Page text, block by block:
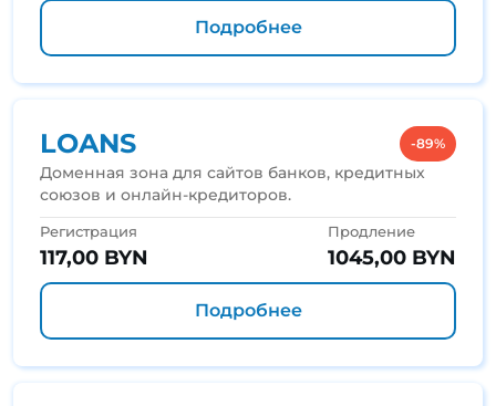
Подробнее
LOANS -89%
Доменная зона для сайтов банков, кредитных
союзов и онлайн-кредиторов.
Регистрация
117,00 BYN
Продление
1045,00 BYN
Подробнее